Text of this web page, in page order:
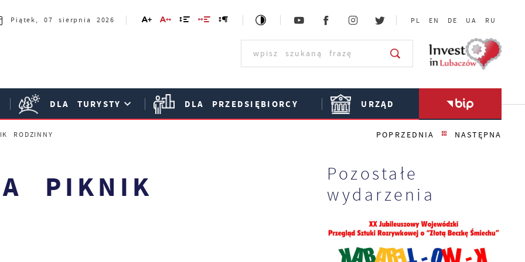
Piątek, 07 sierpnia 2026 PL EN DE UA RU
DLA TURYSTY DLA PRZEDSIĘBIORCY URZĄD
RODZINNY POPRZEDNIA NASTĘPNA
PIKNIK
Pozostałe
wydarzenia